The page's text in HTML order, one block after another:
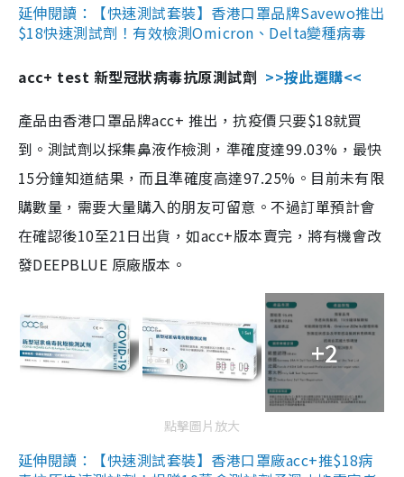
延伸閱讀：【快速測試套裝】香港口罩品牌Savewo推出
$18快速測試劑！有效檢測Omicron、Delta變種病毒
acc+ test 新型冠狀病毒抗原測試劑 >>按此選購<<
產品由香港口罩品牌acc+ 推出，抗疫價只要$18就買
到。測試劑以採集鼻液作檢測，準確度達99.03%，最快
15分鐘知道結果，而且準確度高達97.25%。目前未有限
購數量，需要大量購入的朋友可留意。不過訂單預計會
在確認後10至21日出貨，如acc+版本賣完，將有機會改
發DEEPBLUE 原廠版本。
+2
點擊圖片放大
延伸閱讀：【快速測試套裝】香港口罩廠acc+推$18病